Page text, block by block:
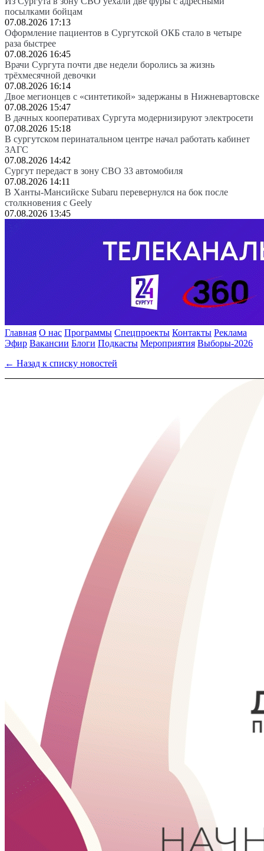
посылками бойцам
07.08.2026 17:13
Оформление пациентов в Сургутской ОКБ стало в четыре
раза быстрее
07.08.2026 16:45
Врачи Сургута почти две недели боролись за жизнь
трёхмесячной девочки
07.08.2026 16:14
Двое мегионцев с «синтетикой» задержаны в Нижневартовске
07.08.2026 15:47
В дачных кооперативах Сургута модернизируют электросети
07.08.2026 15:18
В сургутском перинатальном центре начал работать кабинет
ЗАГС
07.08.2026 14:42
Сургут передаст в зону СВО 33 автомобиля
07.08.2026 14:11
В Ханты-Мансийске Subaru перевернулся на бок после
столкновения с Geely
07.08.2026 13:45
Главная О нас Программы Спецпроекты Контакты Реклама
Эфир Вакансии Блоги Подкасты Мероприятия Выборы-2026
← Назад к списку новостей